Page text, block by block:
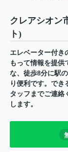
クレアシオン
ト)
エレベーター付き
もって情報を提供
な、徒歩8分に駅
り便利です。でき
タッフまでご連絡
します。